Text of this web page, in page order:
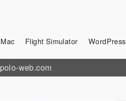
Mac Flight Simulator WordPress
polo-web.com